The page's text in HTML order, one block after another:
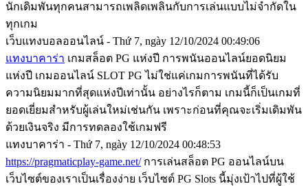
นักเดิมพันทุกคนสามารถเพลิดเพลินกับการเล่นแบบไม่จำกัดใน
ทุกเกม
เว็บแทงบอลออนไลน์ - Thứ 7, ngày 12/10/2024 00:49:06
แทงบาคาร่า เกมสล็อต PG แห่งปี การพนันออนไลน์ยอดนิยม
แห่งปี เกมออนไลน์ SLOT PG ไม่ใช่แค่เกมการพนันที่ได้รับ
ความนิยมมากที่สุดแห่งปีเท่านั้น อย่างไรก็ตาม เกมนี้ก็เป็นเกมที่
ยอดเยี่ยมสำหรับผู้เล่นใหม่เช่นกัน เพราะก่อนที่คุณจะเริ่มเดิมพัน
ด้วยเงินจริง มีการทดลองใช้เกมฟรี
แทงบาคาร่า - Thứ 7, ngày 12/10/2024 00:48:53
https://pragmaticplay-game.net/การเล่นสล็อต PG ออนไลน์บน
เว็บไซต์ของเราเป็นเรื่องง่าย เว็บไซต์ PG Slots นี้มุ่งเป้าไปที่ผู้ใช้